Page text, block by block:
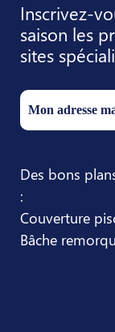
Inscrivez-
saison les
sites
Des bons
:
Couverture
Bâche